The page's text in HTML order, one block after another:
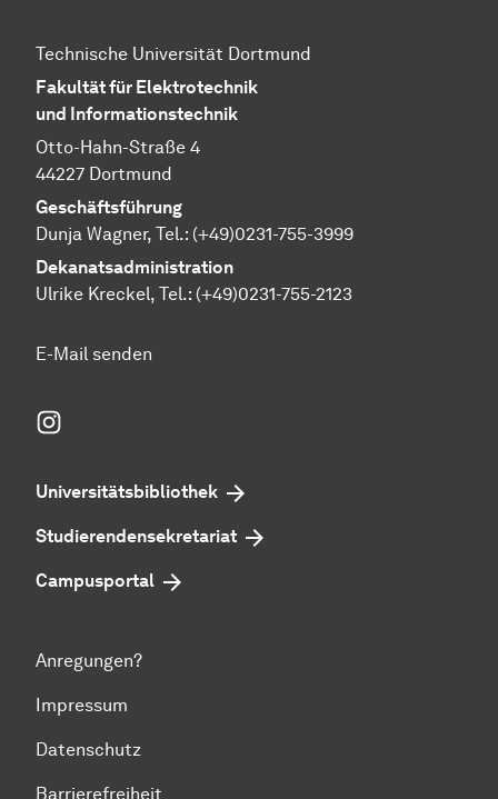
Technische Universität Dortmund
Fakultät für Elektrotechnik
und Informationstechnik
Otto-Hahn-Straße 4
44227 Dortmund
Geschäftsführung
Dunja Wagner, Tel.: (+49)0231-755-3999
Dekanatsadministration
Ulrike Kreckel, Tel.: (+49)0231-755-2123
E-Mail senden
Universitätsbibliothek
Studierendensekretariat
Campusportal
Anregungen?
Impressum
Datenschutz
Barrierefreiheit